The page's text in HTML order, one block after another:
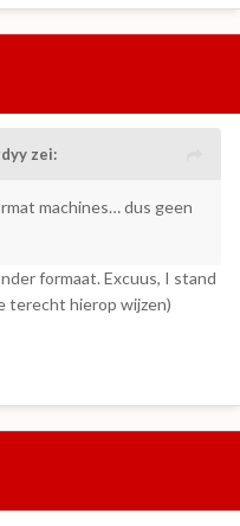
zei:
machines… dus geen
formaat. Excuus, I stand
terecht hierop wijzen)